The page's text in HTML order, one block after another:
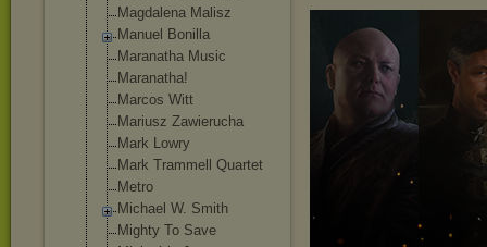
Magdalena Malisz
Manuel Bonilla
Maranatha Music
Maranatha!
Marcos Witt
Mariusz Zawierucha
Mark Lowry
Mark Trammell Quartet
Metro
Michael W. Smith
Mighty To Save